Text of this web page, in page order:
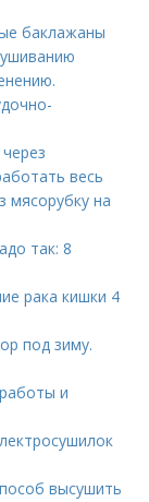
баклажаны
весь
мясорубку на
так: 8
рака кишки 4
под зиму.
и
высушить